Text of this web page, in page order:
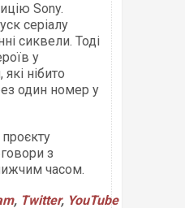
Sony.
серіалу
сиквели. Тоді
у
нібито
один номер у
з
часом.
, Twitter, YouTube